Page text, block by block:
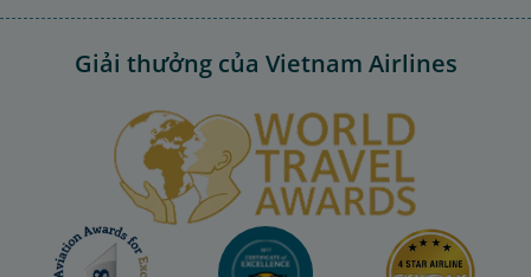
Giải thưởng của Vietnam Airlines